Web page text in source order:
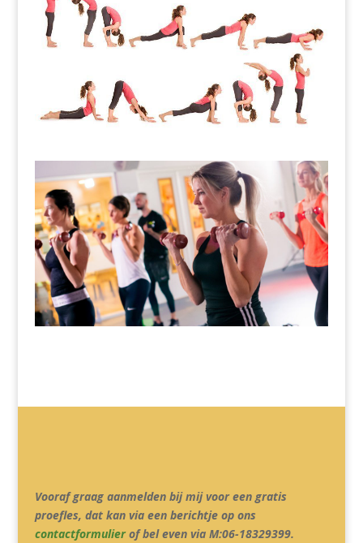
Vooraf graag aanmelden bij mij voor een gratis
proefles, dat kan via een berichtje op ons
contactformulierof bel even via M:06-18329399.